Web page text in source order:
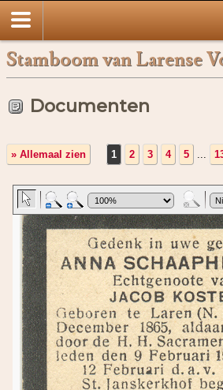
Stamboom van Larense
Documenten
» Allemaal zien 1 2 3 4 5 ...